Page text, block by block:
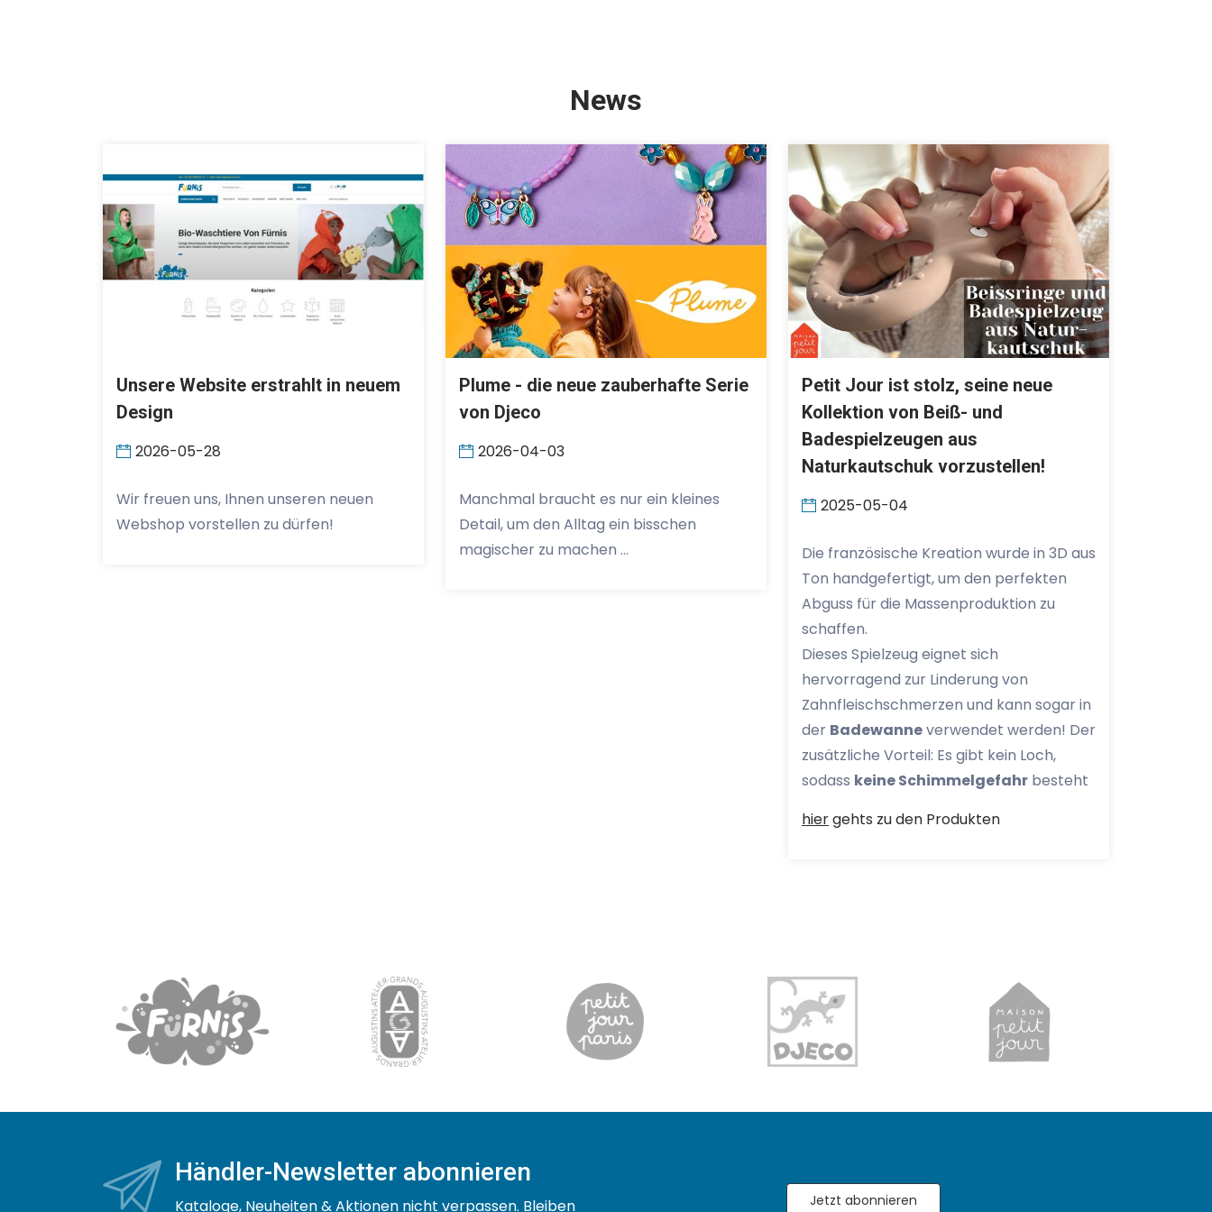
News
Unsere Website erstrahlt in neuem
Design
2026-05-28
Wir freuen uns, Ihnen unseren neuen
Webshop vorstellen zu dürfen!
Plume - die neue zauberhafte Serie
von Djeco
2026-04-03
Manchmal braucht es nur ein kleines
Detail, um den Alltag ein bisschen
magischer zu machen …
Petit Jour ist stolz, seine neue
Kollektion von Beiß- und
Badespielzeugen aus
Naturkautschuk vorzustellen!
2025-05-04
Die französische Kreation wurde in 3D aus
Ton handgefertigt, um den perfekten
Abguss für die Massenproduktion zu
schaffen.
Dieses Spielzeug eignet sich
hervorragend zur Linderung von
Zahnfleischschmerzen und kann sogar in
der Badewanneverwendet werden! Der
zusätzliche Vorteil: Es gibt kein Loch,
sodass keine Schimmelgefahr besteht
hiergehts zu den Produkten
Händler-Newsletter abonnieren
Kataloge, Neuheiten & Aktionen nicht verpassen. Bleiben Jetzt abonnieren